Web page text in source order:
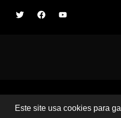
Comitê Organizador Conferência
Este site usa cookies para